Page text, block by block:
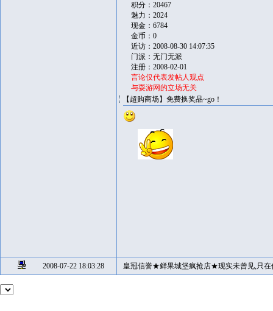
积分：20467
魅力：2024
现金：6784
金币：0
近访：2008-08-30 14:07:35
门派：无门无派
注册：2008-02-01
言论仅代表发帖人观点
与耍游网的立场无关
【超购商场】免费换奖品~go！
2008-07-22 18:03:28 皇冠信誉★鲜果城堡疯抢店★现实未曾见,只在